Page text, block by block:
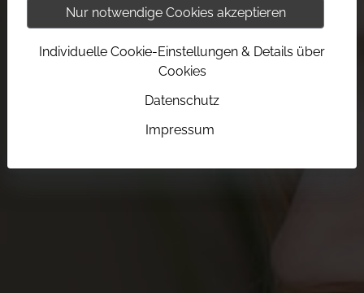
Nur notwendige Cookies akzeptieren
Individuelle Cookie-Einstellungen & Details über
Cookies
Datenschutz
Impressum